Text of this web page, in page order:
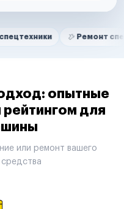
Ремонт спецтехники
опытные
для
или ремонт вашего